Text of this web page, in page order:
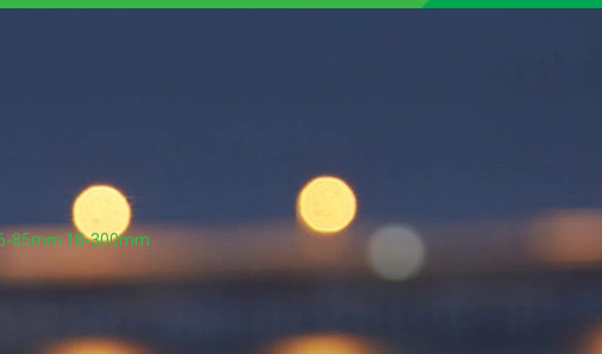
85mm 18-300mm